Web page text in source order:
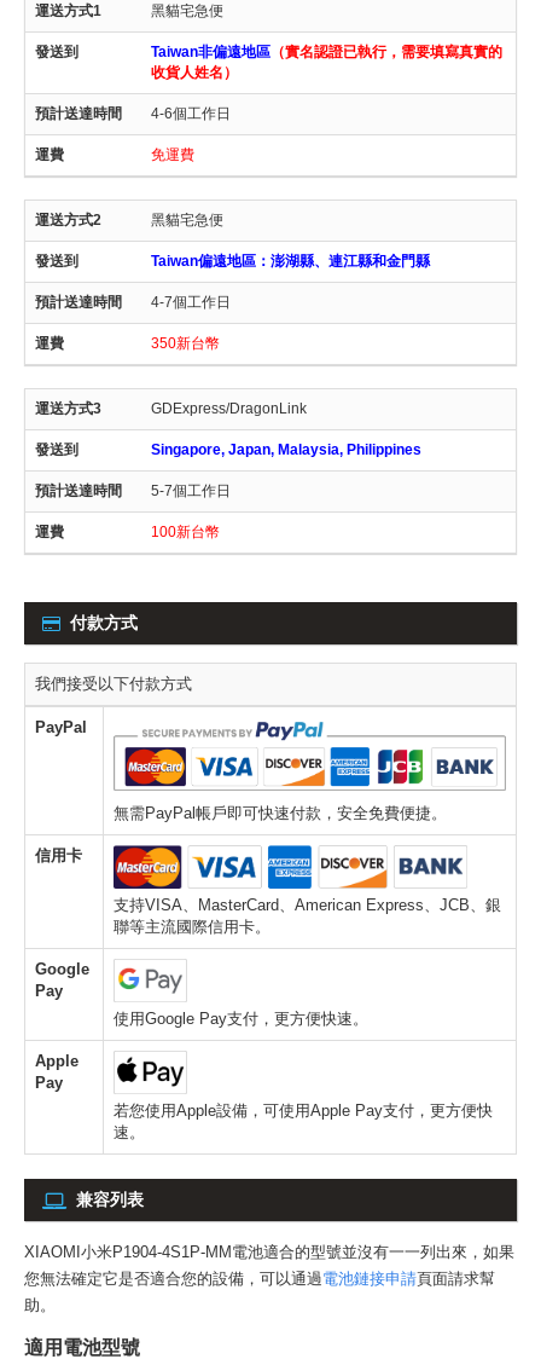
黑貓宅急便
Taiwan非偏遠地區 （實名認證已執行，需要填寫真實的
收貨人姓名）
4-6個工作日
免運費
黑貓宅急便
Taiwan偏遠地區：澎湖縣、連江縣和金門縣
4-7個工作日
350新台幣
GDExpress/DragonLink
Singapore, Japan, Malaysia, Philippines
5-7個工作日
100新台幣
付款方式
我們接受以下付款方式
PayPal
無需PayPal帳戶即可快速付款，安全免費便捷。
信用卡
支持VISA、MasterCard、American Express、JCB、銀
聯等主流國際信用卡。
Google
Pay
使用Google Pay支付，更方便快速。
Apple
Pay
若您使用Apple設備，可使用Apple Pay支付，更方便快
速。
兼容列表
XIAOMI小米P1904-4S1P-MM電池適合的型號並沒有一一列出來，如果
您無法確定它是否適合您的設備，可以通過電池鏈接申請頁面請求幫
助。
適用電池型號